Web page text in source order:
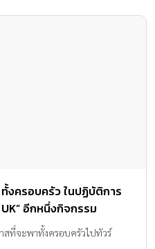
งครอบครัว ในปฏิบัติการ
อีกหนึ่งกิจกรรม
ที่จะพาทั้งครอบครัวไปทัวร์